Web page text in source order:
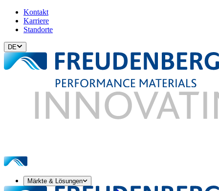
Kontakt
Karriere
Standorte
DE
Märkte & Lösungen